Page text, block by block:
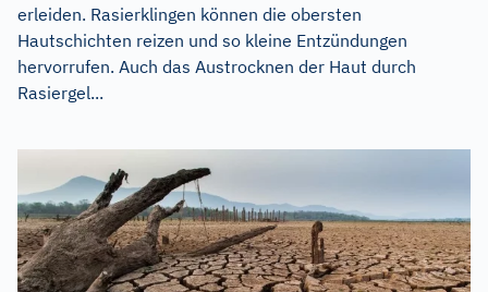
erleiden. Rasierklingen können die obersten
Hautschichten reizen und so kleine Entzündungen
hervorrufen. Auch das Austrocknen der Haut durch
Rasiergel...